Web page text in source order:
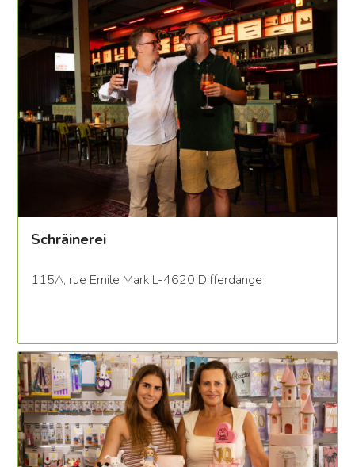
Schräinerei
115A, rue Emile Mark L-4620 Differdange